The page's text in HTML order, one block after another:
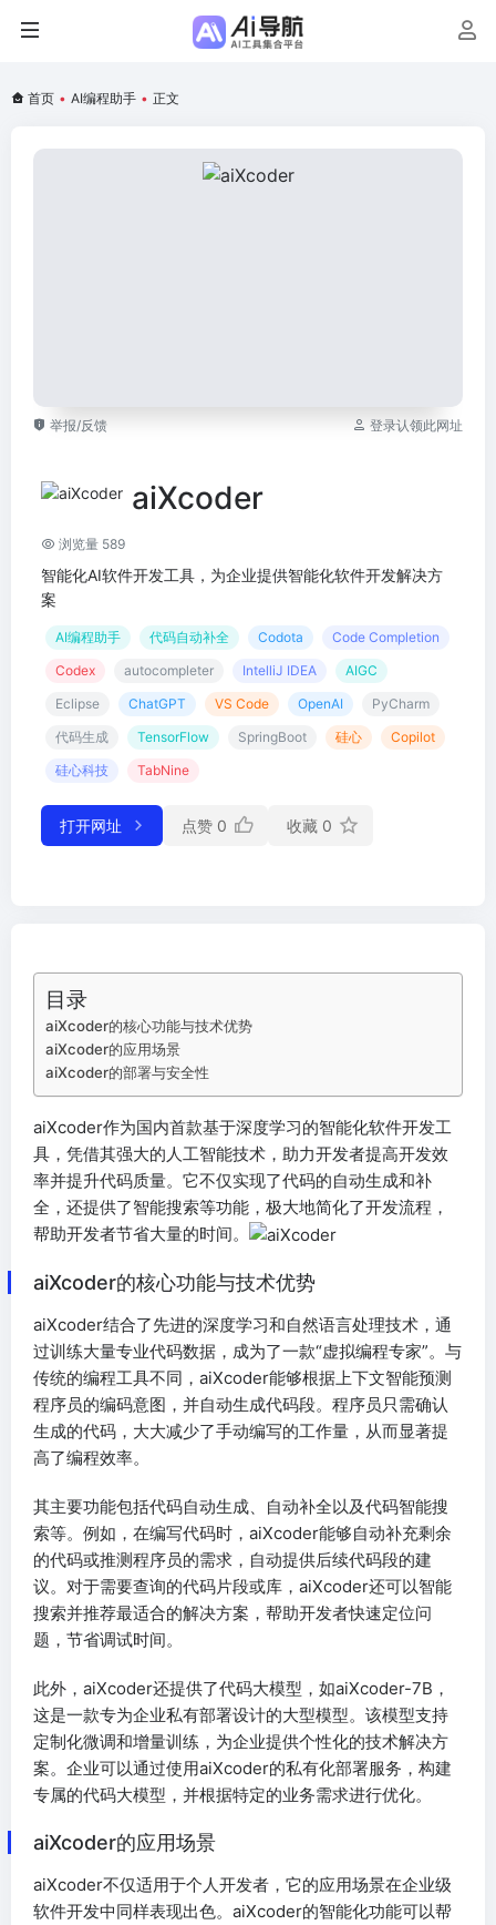
首页 • AI编程助手 • 正文
举报/反馈 登录认领此网址
aiXcoder
浏览量 589
智能化AI软件开发工具，为企业提供智能化软件开发解决方
案
AI编程助手 代码自动补全 Codota
Code Completion
Codex
autocompleter IntelliJ IDEA
AIGC
Eclipse
ChatGPT VS Code OpenAI
PyCharm
代码生成
TensorFlow SpringBoot 硅心
Copilot
硅心科技
TabNine
打开网址 点赞 0 收藏 0
目录
aiXcoder的核心功能与技术优势
aiXcoder的应用场景
aiXcoder的部署与安全性
aiXcoder作为国内首款基于深度学习的智能化软件开发工
具，凭借其强大的人工智能技术，助力开发者提高开发效
率并提升代码质量。它不仅实现了代码的自动生成和补
全，还提供了智能搜索等功能，极大地简化了开发流程，
帮助开发者节省大量的时间。
aiXcoder的核心功能与技术优势
aiXcoder结合了先进的深度学习和自然语言处理技术，通
过训练大量专业代码数据，成为了一款“虚拟编程专家”。与
传统的编程工具不同，aiXcoder能够根据上下文智能预测
程序员的编码意图，并自动生成代码段。程序员只需确认
生成的代码，大大减少了手动编写的工作量，从而显著提
高了编程效率。
其主要功能包括代码自动生成、自动补全以及代码智能搜
索等。例如，在编写代码时，aiXcoder能够自动补充剩余
的代码或推测程序员的需求，自动提供后续代码段的建
议。对于需要查询的代码片段或库，aiXcoder还可以智能
搜索并推荐最适合的解决方案，帮助开发者快速定位问
题，节省调试时间。
此外，aiXcoder还提供了代码大模型，如aiXcoder-7B，
这是一款专为企业私有部署设计的大型模型。该模型支持
定制化微调和增量训练，为企业提供个性化的技术解决方
案。企业可以通过使用aiXcoder的私有化部署服务，构建
专属的代码大模型，并根据特定的业务需求进行优化。
aiXcoder的应用场景
aiXcoder不仅适用于个人开发者，它的应用场景在企业级
软件开发中同样表现出色。aiXcoder的智能化功能可以帮